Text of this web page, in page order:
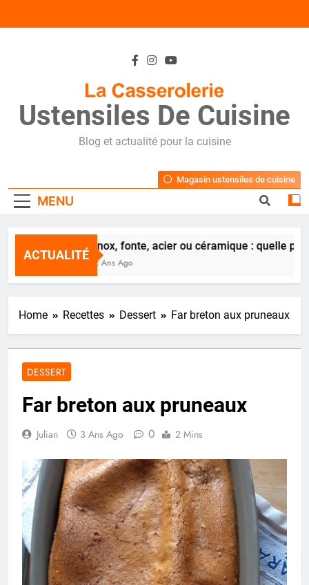
Ustensiles De Cuisine
Blog et actualité pour la cuisine
MENU
Magasin ustensiles de cuisine
ACTUALITÉ
Inox, fonte, acier ou céramique : quelle
2 Ans Ago
Home Recettes Dessert Far breton aux pruneaux
DESSERT
Far breton aux pruneaux
Julian 3 Ans Ago 0 2 Mins